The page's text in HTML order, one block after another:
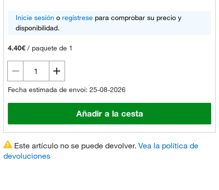
Inicie sesión o regístresepara comprobar su precio y
disponibilidad.
4.40€/ paquete de 1
Fecha estimada de envoi: 25-08-2026
Añadir a la cesta
Este artículo no se puede devolver. Vea la política de
devoluciones